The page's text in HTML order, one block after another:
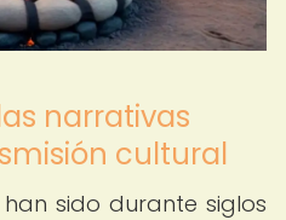
narrativas
cultural
sido durante siglos